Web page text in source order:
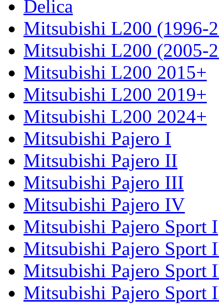
Delica
Mitsubishi L200 (1996-
Mitsubishi L200 (2005-
Mitsubishi L200 2015+
Mitsubishi L200 2019+
Mitsubishi L200 2024+
Mitsubishi Pajero I
Mitsubishi Pajero II
Mitsubishi Pajero III
Mitsubishi Pajero IV
Mitsubishi Pajero Sport I
Mitsubishi Pajero Sport
Mitsubishi Pajero Sport
Mitsubishi Pajero Sport